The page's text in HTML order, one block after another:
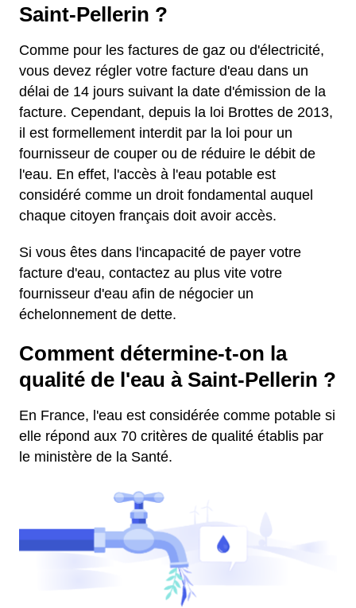
Saint-Pellerin ?
Comme pour les factures de gaz ou d'électricité,
vous devez régler votre facture d'eau dans un
délai de 14 jours suivant la date d'émission de la
facture. Cependant, depuis la loi Brottes de 2013,
il est formellement interdit par la loi pour un
fournisseur de couper ou de réduire le débit de
l'eau. En effet, l'accès à l'eau potable est
considéré comme un droit fondamental auquel
chaque citoyen français doit avoir accès.
Si vous êtes dans l'incapacité de payer votre
facture d'eau, contactez au plus vite votre
fournisseur d'eau afin de négocier un
échelonnement de dette.
Comment détermine-t-on la
qualité de l'eau à Saint-Pellerin ?
En France, l'eau est considérée comme potable si
elle répond aux 70 critères de qualité établis par
le ministère de la Santé.